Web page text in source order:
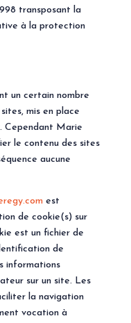
transposant la
à la protection
un certain nombre
mis en place
Cependant Marie
le contenu des sites
aucune
est
de cookie(s) sur
est un fichier de
de
informations
sur un site. Les
la navigation
vocation à